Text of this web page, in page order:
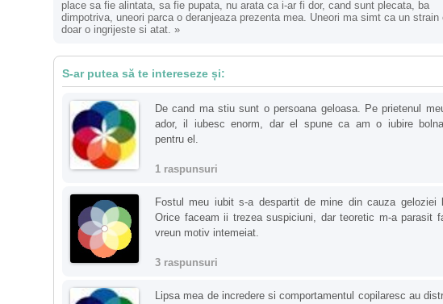
place sa fie alintata, sa fie pupata, nu arata ca i-ar fi dor, cand sunt plecata, ba
dimpotriva, uneori parca o deranjeaza prezenta mea. Uneori ma simt ca un strain
doar o ingrijeste si atat. »
S-ar putea să te intereseze și:
De cand ma stiu sunt o persoana geloasa. Pe prietenul
ador, il iubesc enorm, dar el spune ca am o iubire
pentru el.
1 raspunsuri
Fostul meu iubit s-a despartit de mine din cauza geloziei
Orice faceam ii trezea suspiciuni, dar teoretic m-a parasit
vreun motiv intemeiat.
3 raspunsuri
Lipsa mea de incredere si comportamentul copilaresc au